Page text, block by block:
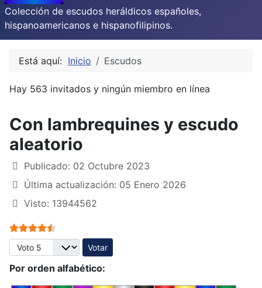
Colección de escudos heráldicos españoles,
hispanoamericanos e hispanofilipinos.
Está aquí: Inicio Escudos
Hay 563 invitados y ningún miembro en línea
Con lambrequines y escudo
aleatorio
Publicado: 02 Octubre 2023
Última actualización: 05 Enero 2026
Visto: 13944562
Ratio:4.5/
Por favor, vote
Por orden alfabético: